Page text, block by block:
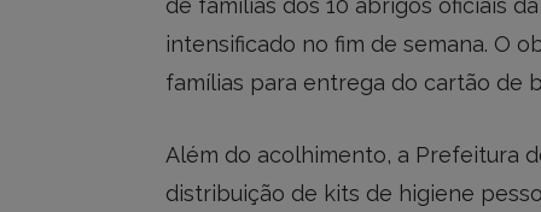
de famílias dos 10 abrigos oficiais
intensificado no fim de semana. O
famílias para entrega do cartão de
Além do acolhimento, a Prefeitura
distribuição de kits de higiene